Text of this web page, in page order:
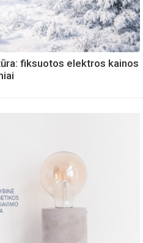
fiksuotos elektros kainos